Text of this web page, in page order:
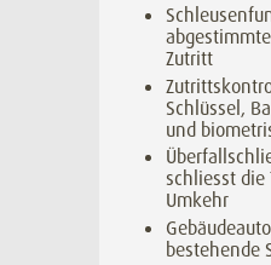
Zutritt
Schlüssel,
und
schliesst die
Umkehr
bestehende